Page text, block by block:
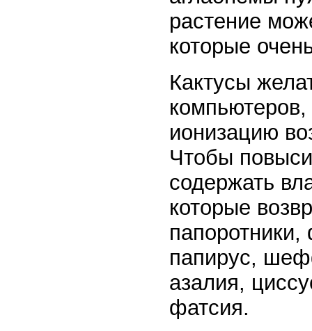
растение
которые
Кактусы
ионизацию
Чтобы
содержать
которые
папирус,
азалия,
фатсия.